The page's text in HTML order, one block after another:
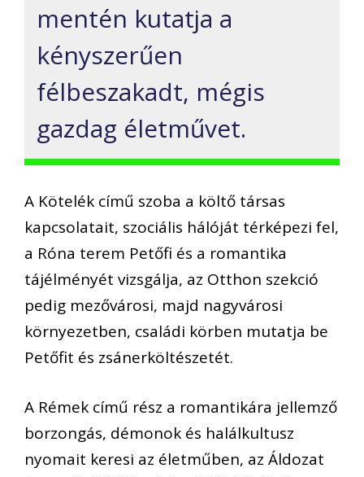
mentén kutatja a
kényszerűen
félbeszakadt, mégis
gazdag életművet.
A Kötelék című szoba a költő társas
kapcsolatait, szociális hálóját térképezi fel,
a Róna terem Petőfi és a romantika
tájélményét vizsgálja, az Otthon szekció
pedig mezővárosi, majd nagyvárosi
környezetben, családi körben mutatja be
Petőfit és zsánerköltészetét.
A Rémek című rész a romantikára jellemző
borzongás, démonok és halálkultusz
nyomait keresi az életműben, az Áldozat